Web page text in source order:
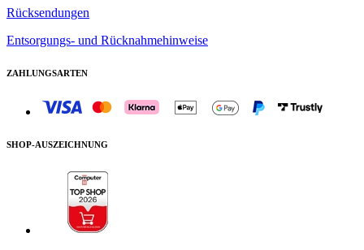
Rücksendungen
Entsorgungs- und Rücknahmehinweise
ZAHLUNGSARTEN
SHOP-AUSZEICHNUNG